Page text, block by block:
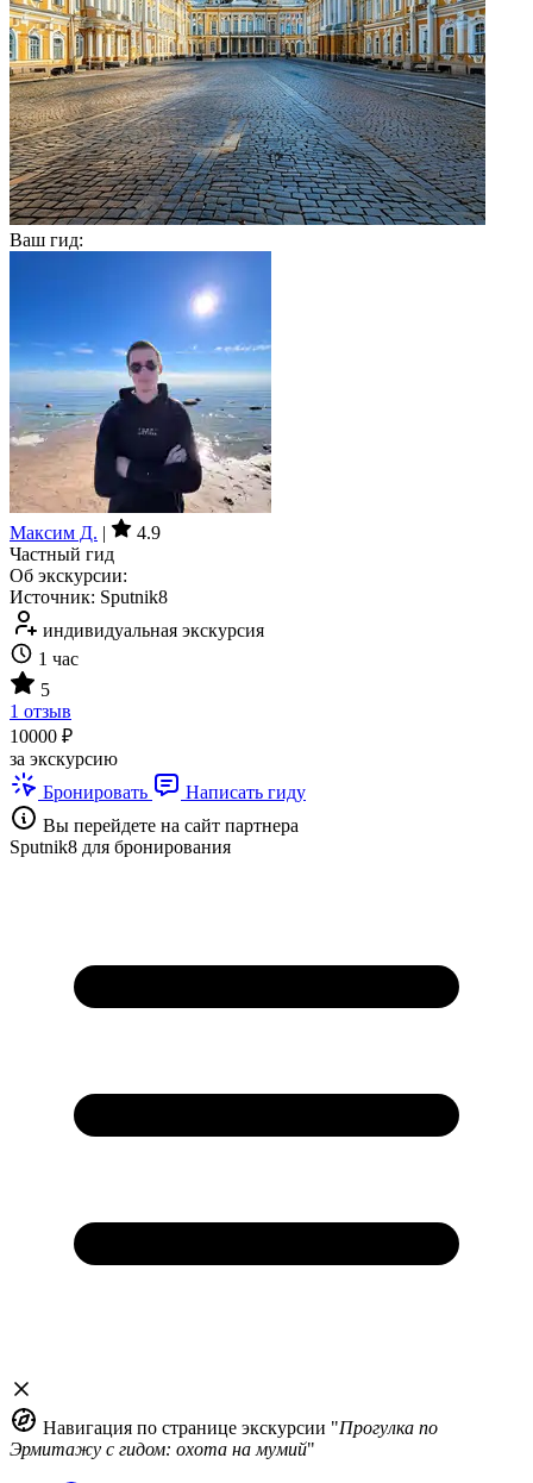
Ваш гид:
Максим Д. |
4.9
Частный гид
Об экскурсии:
Источник: Sputnik8
индивидуальная экскурсия
1 час
5
1 отзыв
10000 ₽
за экскурсию
Бронировать
Написать гиду
Вы перейдете на сайт партнера
Sputnik8 для бронирования
Навигация по странице экскурсии "Прогулка по
Эрмитажу с гидом: охота на мумий"